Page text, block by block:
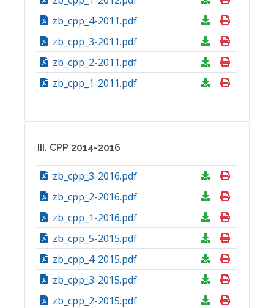
zb_cpp_4-2011.pdf
zb_cpp_3-2011.pdf
zb_cpp_2-2011.pdf
zb_cpp_1-2011.pdf
III. CPP 2014-2016
zb_cpp_3-2016.pdf
zb_cpp_2-2016.pdf
zb_cpp_1-2016.pdf
zb_cpp_5-2015.pdf
zb_cpp_4-2015.pdf
zb_cpp_3-2015.pdf
zb_cpp_2-2015.pdf